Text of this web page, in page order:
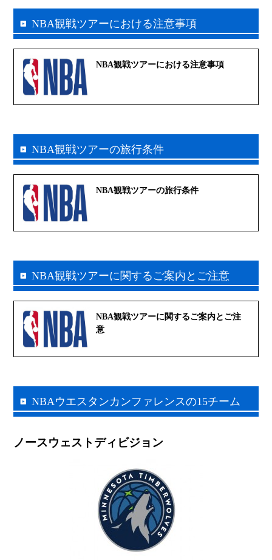
NBA観戦ツアーにおける注意事項
NBA観戦ツアーにおける注意事項
NBA観戦ツアーの旅行条件
NBA観戦ツアーの旅行条件
NBA観戦ツアーに関するご案内とご注意
NBA観戦ツアーに関するご案内とご注
意
NBAウエスタンカンファレンスの15チーム
ノースウェストディビジョン